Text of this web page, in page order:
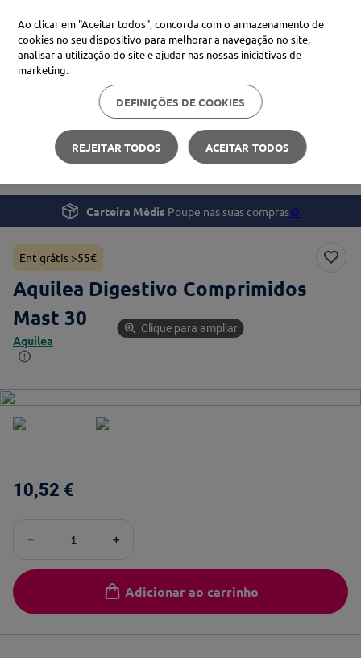
Procure no Marketplace Médis
Pesquisas mais comuns
xiaomi
4º svr
Saúde
Saúde Digestiva
Aquilea Digestivo Comprimidos Mast 30
Carteira Médis Poupe nas suas compras🪙
Ent grátis >55€
Aquilea Digestivo Comprimidos
Mast 30
Aquilea
Clique para ampliar
10,52 €
＋
－
Adicionar ao carrinho
Ao clicar em "Aceitar todos", concorda com o armazenamento de
cookies no seu dispositivo para melhorar a navegação no site,
analisar a utilização do site e ajudar nas nossas iniciativas de
marketing.
DEFINIÇÕES DE COOKIES
REJEITAR TODOS ACEITAR TODOS